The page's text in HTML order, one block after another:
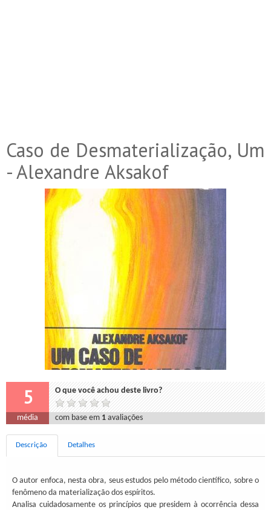
Caso de Desmaterialização, Um
- Alexandre Aksakof
5 O que você achou deste livro?
média com base em 1 avaliações
Descrição Detalhes
O autor enfoca, nesta obra, seus estudos pelo método científico, sobre o
fenômeno da materialização dos espíritos.
Analisa cuidadosamente os princípios que presidem à ocorrência dessa